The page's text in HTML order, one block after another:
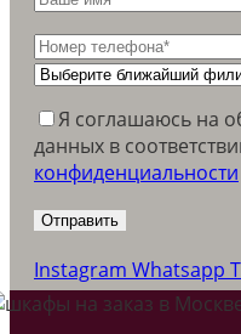
Я соглашаюсь на
данных в
конфиденциальности
Instagram Whatsapp